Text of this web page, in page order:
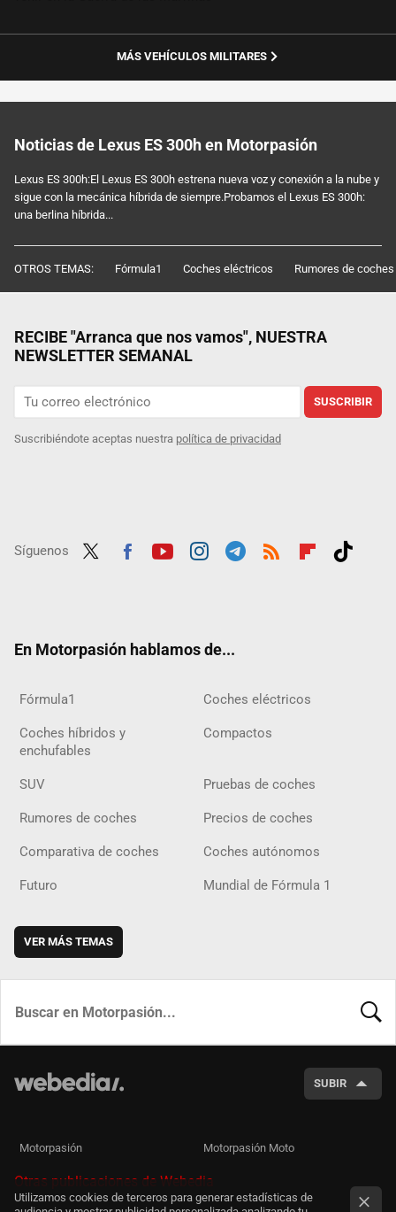
MÁS VEHÍCULOS MILITARES
Noticias de Lexus ES 300h en Motorpasión
Lexus ES 300h:El Lexus ES 300h estrena nueva voz y conexión a la nube y
sigue con la mecánica híbrida de siempre.Probamos el Lexus ES 300h:
una berlina híbrida...
OTROS TEMAS: Fórmula1 Coches eléctricos Rumores de coches
RECIBE "Arranca que nos vamos", NUESTRA
NEWSLETTER SEMANAL
SUSCRIBIR
Suscribiéndote aceptas nuestra política de privacidad
Síguenos
En Motorpasión hablamos de...
Fórmula1 Coches eléctricos
Coches híbridos y
enchufables
Compactos
SUV Pruebas de coches
Rumores de coches Precios de coches
Comparativa de coches Coches autónomos
Futuro Mundial de Fórmula 1
VER MÁS TEMAS
SUBIR
Motorpasión Motorpasión Moto
Otras publicaciones de Webedia
Utilizamos cookies de terceros para generar estadísticas de